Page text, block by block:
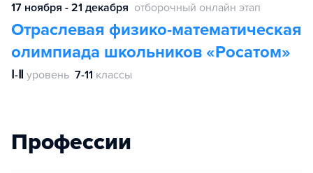
17 ноября - 21 декабря отборочный онлайн этап
Отраслевая физико-математическая
олимпиада школьников «Росатом»
Ⅰ-Ⅱ уровень 7-11 классы
Профессии